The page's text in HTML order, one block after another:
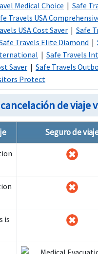
Medical Choice | Safe
Travels USA
USA Cost Saver | Safe
Travels Elite Diamond |
| Safe Travels
Saver | Safe Travels
Protect
de viaje
Seguro de